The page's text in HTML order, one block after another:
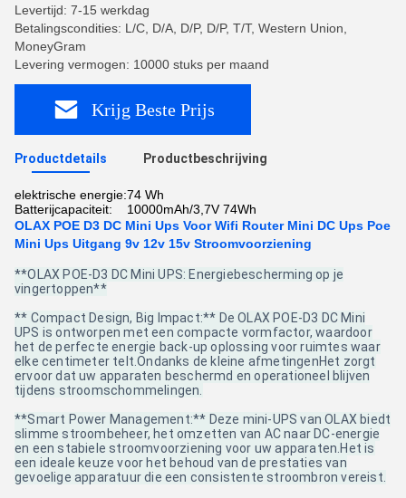
Levertijd: 7-15 werkdag
Betalingscondities: L/C, D/A, D/P, D/P, T/T, Western Union,
MoneyGram
Levering vermogen: 10000 stuks per maand
Krijg Beste Prijs
Productdetails Productbeschrijving
elektrische energie:74 Wh
Batterijcapaciteit:
10000mAh/3,7V 74Wh
OLAX POE D3 DC Mini Ups Voor Wifi Router Mini DC Ups Poe
Mini Ups Uitgang 9v 12v 15v Stroomvoorziening
**OLAX POE-D3 DC Mini UPS: Energiebescherming op je
vingertoppen**
** Compact Design, Big Impact:** De OLAX POE-D3 DC Mini
UPS is ontworpen met een compacte vormfactor, waardoor
het de perfecte energie back-up oplossing voor ruimtes waar
elke centimeter telt.Ondanks de kleine afmetingenHet zorgt
ervoor dat uw apparaten beschermd en operationeel blijven
tijdens stroomschommelingen.
**Smart Power Management:** Deze mini-UPS van OLAX biedt
slimme stroombeheer, het omzetten van AC naar DC-energie
en een stabiele stroomvoorziening voor uw apparaten.Het is
een ideale keuze voor het behoud van de prestaties van
gevoelige apparatuur die een consistente stroombron vereist.